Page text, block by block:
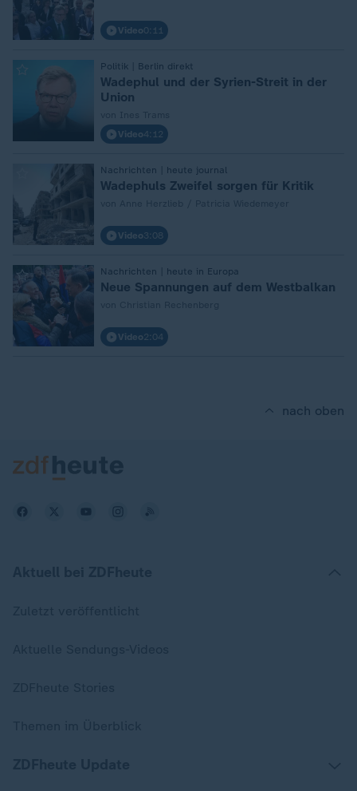
Video0:11
Politik | Berlin direkt
Wadephul und der Syrien-Streit in der
Union
Video4:12
Nachrichten | heute journal
Wadephuls Zweifel sorgen für Kritik
Video3:08
Nachrichten | heute in Europa
Neue Spannungen auf dem Westbalkan
Video2:04
nach oben